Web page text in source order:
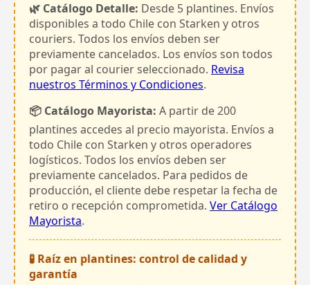
🌿 Catálogo Detalle: Desde 5 plantines. Envíos
disponibles a todo Chile con Starken y otros
couriers. Todos los envíos deben ser
previamente cancelados. Los envíos son todos
por pagar al courier seleccionado. Revisa
nuestros Términos y Condiciones.
📦 Catálogo Mayorista: A partir de 200
plantines accedes al precio mayorista. Envíos a
todo Chile con Starken y otros operadores
logísticos. Todos los envíos deben ser
previamente cancelados. Para pedidos de
producción, el cliente debe respetar la fecha de
retiro o recepción comprometida. Ver Catálogo
Mayorista.
🧪 Raíz en plantines: control de calidad y
garantía